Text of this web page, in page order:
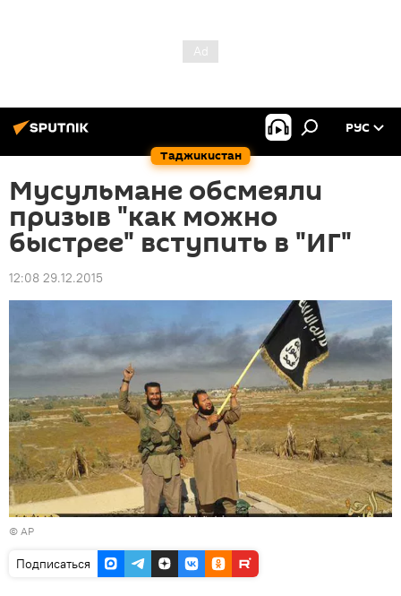
Таджикистан
РУС
Мусульмане обсмеяли
призыв "как можно
быстрее" вступить в "ИГ"
12:08 29.12.2015
© AP
Подписаться